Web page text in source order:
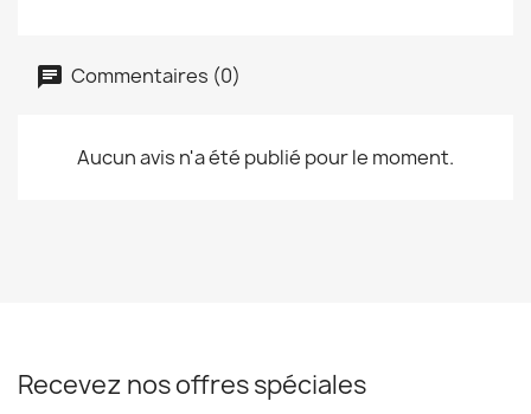
Commentaires (0)
Aucun avis n'a été publié pour le moment.
Recevez nos offres spéciales